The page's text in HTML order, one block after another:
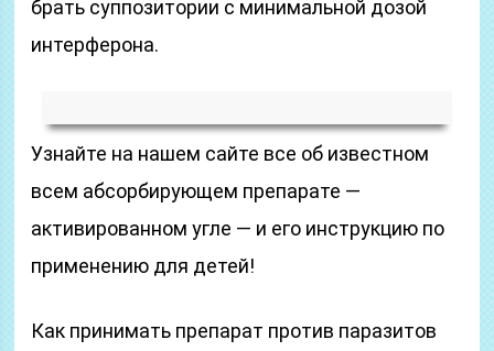
брать суппозитории с минимальной дозой
интерферона.
Узнайте на нашем сайте все об известном
всем абсорбирующем препарате —
активированном угле — и его инструкцию по
применению для детей!
Как принимать препарат против паразитов